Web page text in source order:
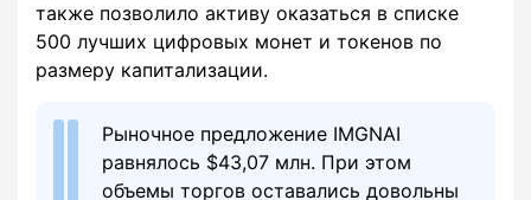
также позволило активу оказаться в списке
500 лучших цифровых монет и токенов по
размеру капитализации.
Рыночное предложение IMGNAI
равнялось $43,07 млн. При этом
объемы торгов оставались довольны